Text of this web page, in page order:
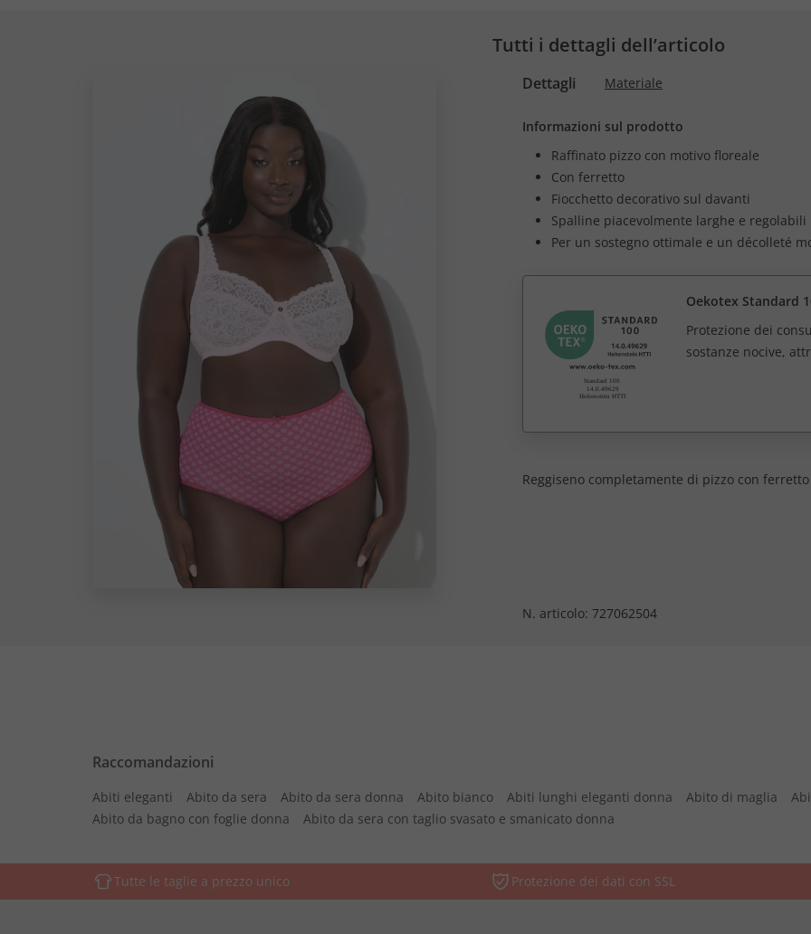
Tutti i dettagli dell’articolo
Dettagli Materiale
Informazioni sul prodotto
Raffinato pizzo con motivo floreale
Con ferretto
Fiocchetto decorativo sul davanti
Spalline piacevolmente larghe e regolabili
Per un sostegno ottimale e un décolleté
Oekotex Standard
Protezione dei
sostanze nocive,
Reggiseno completamente di pizzo con ferretto
N. articolo: 727062504
Raccomandazioni
Abiti eleganti Abito da sera Abito da sera donna Abito bianco Abiti lunghi eleganti donna Abito di maglia
Abito da bagno con foglie donna
Abito da sera con taglio svasato e smanicato donna
Tutte le taglie a prezzo unico Protezione dei dati con SSL